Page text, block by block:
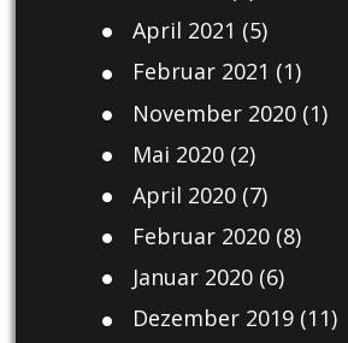
April 2021 (5)
Februar 2021 (1)
November 2020(1)
Mai 2020(2)
April 2020(7)
Februar 2020(8)
Januar 2020(6)
Dezember 2019(11)